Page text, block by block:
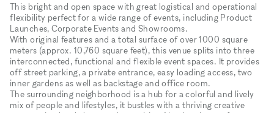
This bright and open space with great logistical and operational
flexibility perfect for a wide range of events, including Product
Launches, Corporate Events and Showrooms.
With original features and a total surface of over 1000 square
meters (approx. 10,760 square feet), this venue splits into three
interconnected, functional and flexible event spaces. It provides
off street parking, a private entrance, easy loading access, two
inner gardens as well as backstage and office room.
The surrounding neighborhood is a hub for a colorful and lively
mix of people and lifestyles, it bustles with a thriving creative